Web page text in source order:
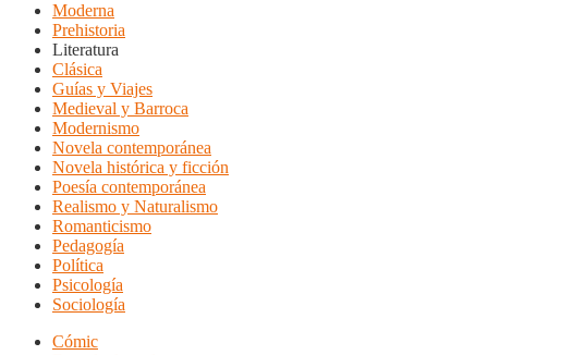
Moderna
Prehistoria
Literatura
Clásica
Guías y Viajes
Medieval y Barroca
Modernismo
Novela contemporánea
Novela histórica y ficción
Poesía contemporánea
Realismo y Naturalismo
Romanticismo
Pedagogía
Política
Psicología
Sociología
Cómic